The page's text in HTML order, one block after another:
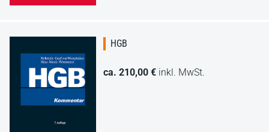
HGB
ca. 210,00 € inkl. MwSt.